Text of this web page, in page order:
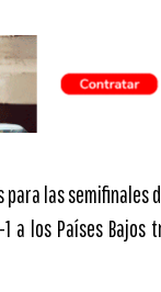
las semifinales
a los Países Bajos